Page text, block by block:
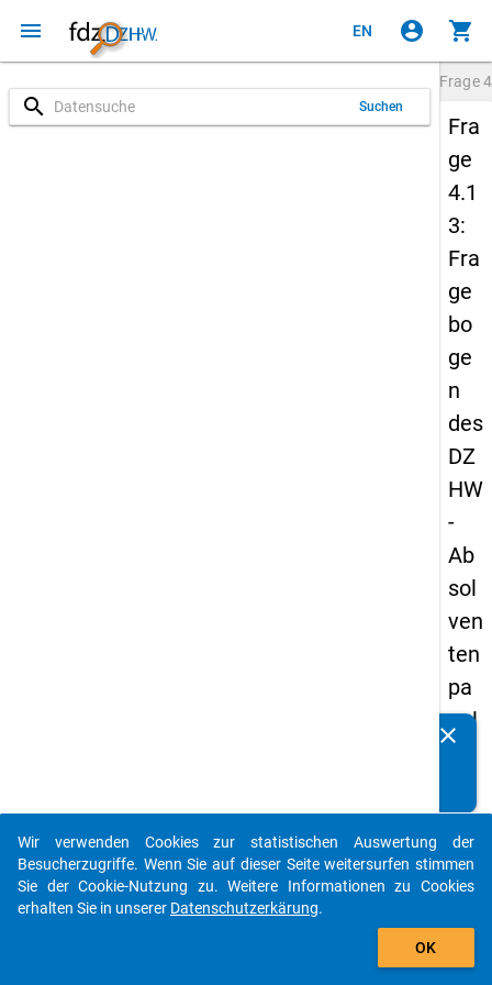
menu EN account_circle shopping_cart
search Suchen
Frage
Fra
ge
4.1
3:
Fra
ge
bo
ge
n
des
DZ
HW
-
Ab
sol
ven
ten
pa
nel
93
-
ers
clear
auto_stories
add_shopping_cart
Wir verwenden Cookies zur statistischen Auswertung der
Besucherzugriffe. Wenn Sie auf dieser Seite weitersurfen stimmen
Sie der Cookie-Nutzung zu. Weitere Informationen zu Cookies
erhalten Sie in unserer Datenschutzerkärung.
OK